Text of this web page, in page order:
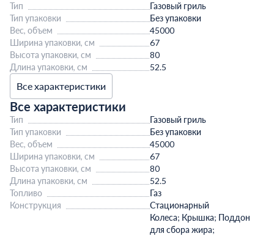
Тип
Газовый гриль
Тип упаковки
Без упаковки
Вес, объем
45000
Ширина упаковки, см
67
Высота упаковки, см
80
Длина упаковки, см
52.5
Все характеристики
Все характеристики
Тип
Газовый гриль
Тип упаковки
Без упаковки
Вес, объем
45000
Ширина упаковки, см
67
Высота упаковки, см
80
Длина упаковки, см
52.5
Топливо
Газ
Конструкция
Стационарный
Колеса; Крышка; Поддон
для сбора жира;